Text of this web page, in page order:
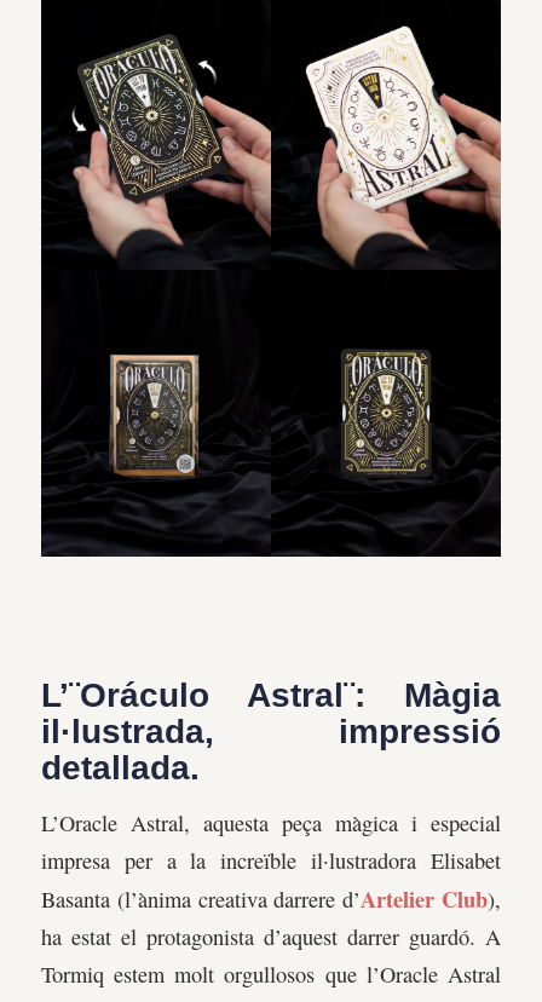
L’¨Oráculo Astral¨: Màgia
il·lustrada, impressió
detallada.
L’Oracle Astral, aquesta peça màgica i especial
impresa per a la increïble il·lustradora Elisabet
Basanta (l’ànima creativa darrere d’Artelier Club),
ha estat el protagonista d’aquest darrer guardó. A
Tormiq estem molt orgullosos que l’Oracle Astral